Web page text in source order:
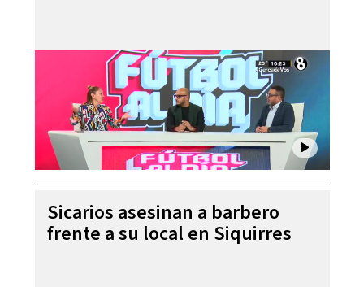
Sicarios asesinan a barbero
frente a su local en Siquirres